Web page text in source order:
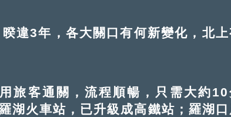
3年，各大關口有何新變化，北上
客通關，流程順暢，只需大約10
湖火車站，已升級成高鐵站；羅湖口